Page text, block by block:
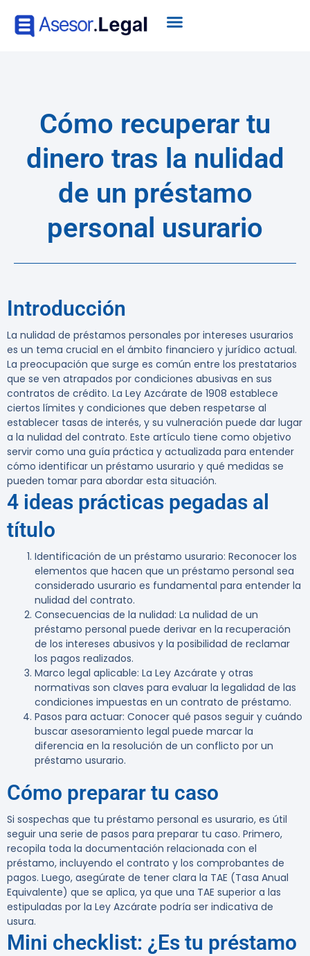
Cómo recuperar tu
dinero tras la nulidad
de un préstamo
personal usurario
Introducción
La nulidad de préstamos personales por intereses usurarios
es un tema crucial en el ámbito financiero y jurídico actual.
La preocupación que surge es común entre los prestatarios
que se ven atrapados por condiciones abusivas en sus
contratos de crédito. La Ley Azcárate de 1908 establece
ciertos límites y condiciones que deben respetarse al
establecer tasas de interés, y su vulneración puede dar lugar
a la nulidad del contrato. Este artículo tiene como objetivo
servir como una guía práctica y actualizada para entender
cómo identificar un préstamo usurario y qué medidas se
pueden tomar para abordar esta situación.
4 ideas prácticas pegadas al
título
Identificación de un préstamo usurario: Reconocer los
elementos que hacen que un préstamo personal sea
considerado usurario es fundamental para entender la
nulidad del contrato.
Consecuencias de la nulidad: La nulidad de un
préstamo personal puede derivar en la recuperación
de los intereses abusivos y la posibilidad de reclamar
los pagos realizados.
Marco legal aplicable: La Ley Azcárate y otras
normativas son claves para evaluar la legalidad de las
condiciones impuestas en un contrato de préstamo.
Pasos para actuar: Conocer qué pasos seguir y cuándo
buscar asesoramiento legal puede marcar la
diferencia en la resolución de un conflicto por un
préstamo usurario.
Cómo preparar tu caso
Si sospechas que tu préstamo personal es usurario, es útil
seguir una serie de pasos para preparar tu caso. Primero,
recopila toda la documentación relacionada con el
préstamo, incluyendo el contrato y los comprobantes de
pagos. Luego, asegúrate de tener clara la TAE (Tasa Anual
Equivalente) que se aplica, ya que una TAE superior a las
estipuladas por la Ley Azcárate podría ser indicativa de
usura.
Mini checklist: ¿Es tu préstamo